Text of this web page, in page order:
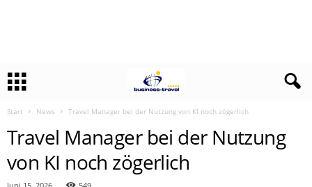
Start News Travel Manager bei der Nutzung von KI noch zögerlich
Travel Manager bei der Nutzung
von KI noch zögerlich